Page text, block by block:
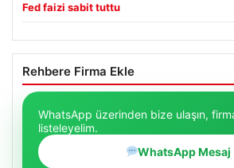
Fed faizi sabit tuttu
Rehbere Firma Ekle
WhatsApp üzerinden bize ulaşın,
listeleyelim.
WhatsApp Mesaj